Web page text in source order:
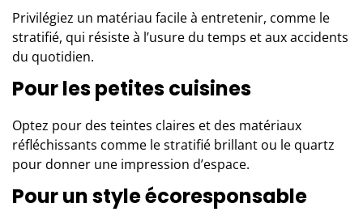
Privilégiez un matériau facile à entretenir, comme le
stratifié, qui résiste à l’usure du temps et aux accidents
du quotidien.
Pour les petites cuisines
Optez pour des teintes claires et des matériaux
réfléchissants comme le stratifié brillant ou le quartz
pour donner une impression d’espace.
Pour un style écoresponsable